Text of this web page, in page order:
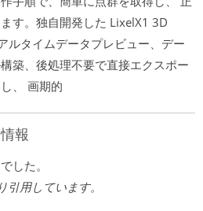
す。独自開発した LixelX1 3D
ルタイムデータプレビュー、デー
築、後処理不要で直接エクスポー
、 画期的
報
した。
引用しています。